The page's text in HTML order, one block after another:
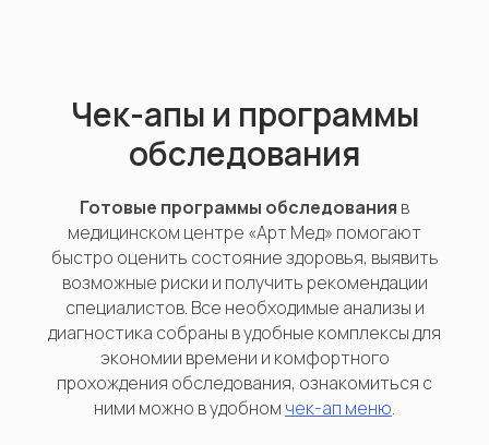
Чек-апы и программы
обследования
Готовые программы обследования в
медицинском центре «Арт Мед» помогают
быстро оценить состояние здоровья, выявить
возможные риски и получить рекомендации
специалистов. Все необходимые анализы и
диагностика собраны в удобные комплексы для
экономии времени и комфортного
прохождения обследования, ознакомиться с
ними можно в удобном чек-ап меню.